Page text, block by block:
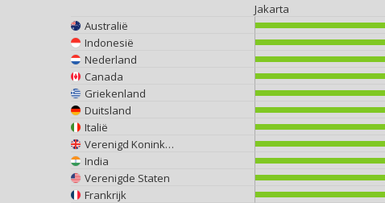
Jakarta
Australië
Indonesië
Nederland
Canada
Griekenland
Duitsland
Italië
Verenigd Koninkrijk
India
Verenigde Staten
Frankrijk